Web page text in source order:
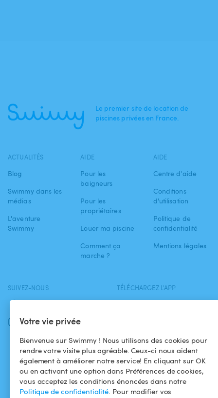
Votre vie privée
Bienvenue sur Swimmy ! Nous utilisons des cookies pour
rendre votre visite plus agréable. Ceux-ci nous aident
également à améliorer notre service! En cliquant sur OK
ou en activant une option dans Préférences de cookies,
vous acceptez les conditions énoncées dans notre
Politique de confidentialité. Pour modifier vos
Le premier site de location de
piscines privées en France.
ACTUALITÉS
Blog
Swimmy dans les
médias
L'aventure
Swimmy
AIDE
Pour les
baigneurs
Pour les
propriétaires
Louer ma piscine
Comment ça
marche ?
AIDE
Centre d'aide
Conditions
d'utilisation
Politique de
confidentialité
Mentions légales
SUIVEZ-NOUS
Instagram
TÉLÉCHARGEZ L'APP